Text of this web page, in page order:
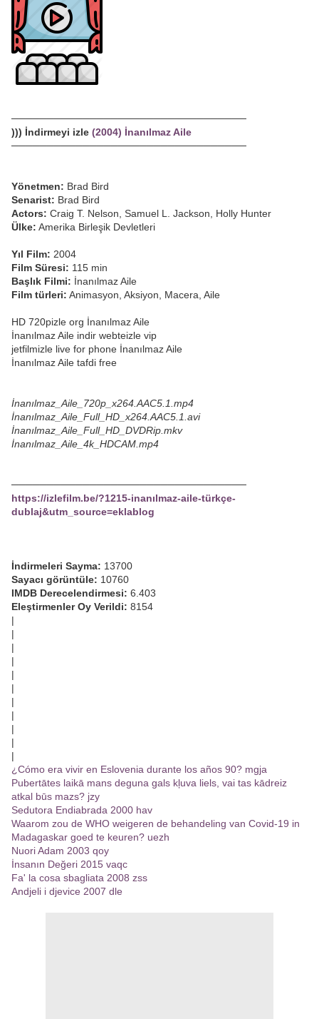
─────────────────────────────────
))) İndirmeyi izle (2004) İnanılmaz Aile
─────────────────────────────────
Yönetmen: Brad Bird
Senarist: Brad Bird
Actors: Craig T. Nelson, Samuel L. Jackson, Holly Hunter
Ülke: Amerika Birleşik Devletleri
Yıl Film: 2004
Film Süresi: 115 min
Başlık Filmi: İnanılmaz Aile
Film türleri: Animasyon, Aksiyon, Macera, Aile
HD 720pizle org İnanılmaz Aile
İnanılmaz Aile indir webteizle vip
jetfilmizle live for phone İnanılmaz Aile
İnanılmaz Aile tafdi free
İnanılmaz_Aile_720p_x264.AAC5.1.mp4
İnanılmaz_Aile_Full_HD_x264.AAC5.1.avi
İnanılmaz_Aile_Full_HD_DVDRip.mkv
İnanılmaz_Aile_4k_HDCAM.mp4
─────────────────────────────────
https://izlefilm.be/?1215-inanılmaz-aile-türkçe-
dublaj&utm_source=eklablog
İndirmeleri Sayma: 13700
Sayacı görüntüle: 10760
IMDB Derecelendirmesi: 6.403
Eleştirmenler Oy Verildi: 8154
|
|
|
|
|
|
|
|
|
|
|
¿Cómo era vivir en Eslovenia durante los años 90? mgja
Pubertātes laikā mans deguna gals kļuva liels, vai tas kādreiz
atkal būs mazs? jzy
Sedutora Endiabrada 2000 hav
Waarom zou de WHO weigeren de behandeling van Covid-19 in
Madagaskar goed te keuren? uezh
Nuori Adam 2003 qoy
İnsanın Değeri 2015 vaqc
Fa' la cosa sbagliata 2008 zss
Andjeli i djevice 2007 dle